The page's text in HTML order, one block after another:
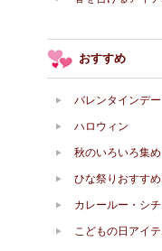
おすすめ
バレンタインデー
ハロウィン
秋のいろいろ集
ひな祭りおすす
カレールー・シ
こどもの日アイ